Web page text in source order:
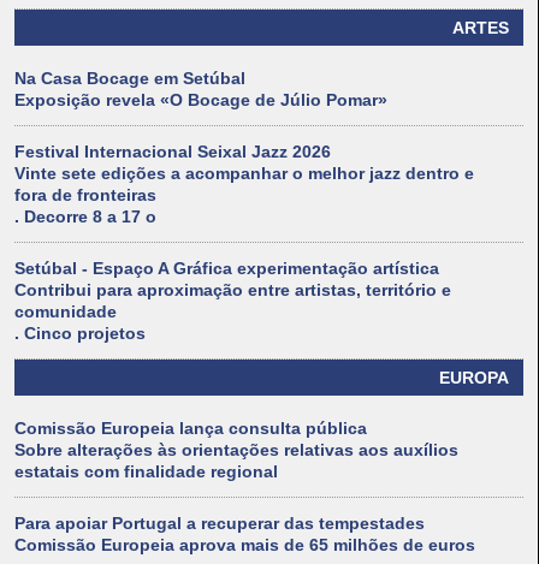
ARTES
Na Casa Bocage em Setúbal
Exposição revela «O Bocage de Júlio Pomar»
Festival Internacional Seixal Jazz 2026
Vinte sete edições a acompanhar o melhor jazz dentro e
fora de fronteiras
. Decorre 8 a 17 o
Setúbal - Espaço A Gráfica experimentação artística
Contribui para aproximação entre artistas, território e
comunidade
. Cinco projetos
EUROPA
Comissão Europeia lança consulta pública
Sobre alterações às orientações relativas aos auxílios
estatais com finalidade regional
Para apoiar Portugal a recuperar das tempestades
Comissão Europeia aprova mais de 65 milhões de euros